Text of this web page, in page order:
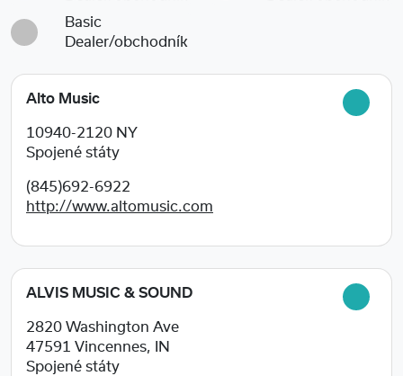
Basic
Dealer/obchodník
Alto Music
10940-2120 NY
Spojené státy
(845)692-6922
http://www.altomusic.com
ALVIS MUSIC & SOUND
2820 Washington Ave
47591 Vincennes, IN
Spojené státy